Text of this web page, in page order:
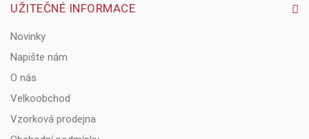
UŽITEČNÉ INFORMACE
Novinky
Napište nám
O nás
Velkoobchod
Vzorková prodejna